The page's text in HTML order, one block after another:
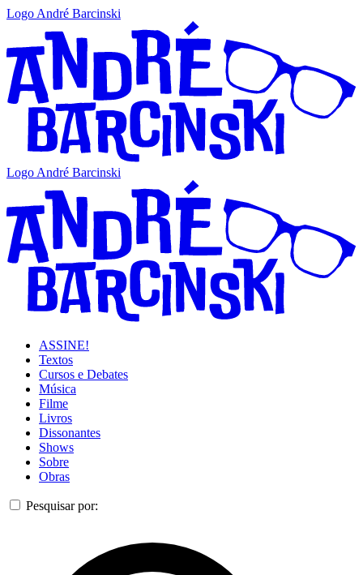
Logo André Barcinski
Logo André Barcinski
ASSINE!
Textos
Cursos e Debates
Música
Filme
Livros
Dissonantes
Shows
Sobre
Obras
Pesquisar por: